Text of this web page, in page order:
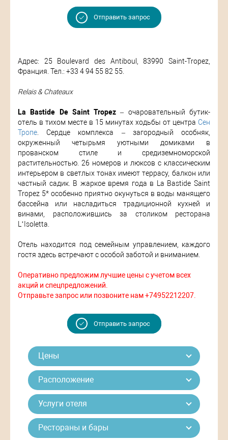
Отправить запрос
Адрес: 25 Boulevard des Antiboul, 83990 Saint-Tropez,
Франция. Тел.: +33 4 94 55 82 55.
Relais & Chateaux
La Bastide De Saint Tropez – очаровательный бутик-
отель в тихом месте в 15 минутах ходьбы от центра Сен
Тропе . Сердце комплекса – загородный особняк,
окруженный четырьмя уютными домиками в
прованском стиле и средиземноморской
растительностью. 26 номеров и люксов с классическим
интерьером в светлых тонах имеют террасу, балкон или
частный садик. В жаркое время года в La Bastide Saint
Tropez 5* особенно приятно окунуться в воды манящего
бассейна или насладиться традиционной кухней и
винами, расположившись за столиком ресторана
L’Isoletta.
Отель находится под семейным управлением, каждого
гостя здесь встречают с особой заботой и вниманием.
Оперативно предложим лучшие цены с учетом всех
акций и спецпредложений.
Отправьте запрос или позвоните нам +74952212207.
Отправить запрос
Цены
Расположение
Услуги отеля
Рестораны и бары